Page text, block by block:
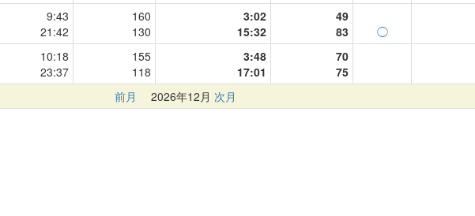
9:43
21:42
160
130
3:02
15:32
49
83
◯
10:18
23:37
155
118
3:48
17:01
70
75
前月 2026年12月 次月